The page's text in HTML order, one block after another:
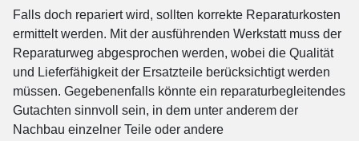
Falls doch repariert wird, sollten korrekte Reparaturkosten
ermittelt werden. Mit der ausführenden Werkstatt muss der
Reparaturweg abgesprochen werden, wobei die Qualität
und Lieferfähigkeit der Ersatzteile berücksichtigt werden
müssen. Gegebenenfalls könnte ein reparaturbegleitendes
Gutachten sinnvoll sein, in dem unter anderem der
Nachbau einzelner Teile oder andere